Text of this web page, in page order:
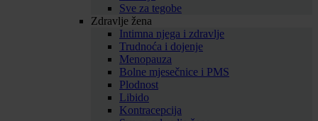
Sve za tegobe
Zdravlje žena
Intimna njega i zdravlje
Trudnoća i dojenje
Menopauza
Bolne mjesečnice i PMS
Plodnost
Libido
Kontracepcija